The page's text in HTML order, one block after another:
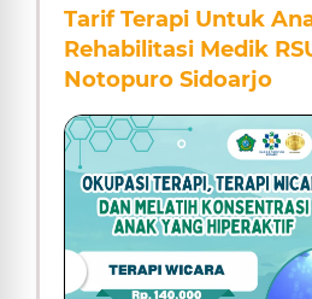
Tarif Terapi Untuk
Rehabilitasi Medik
Notopuro Sidoarjo